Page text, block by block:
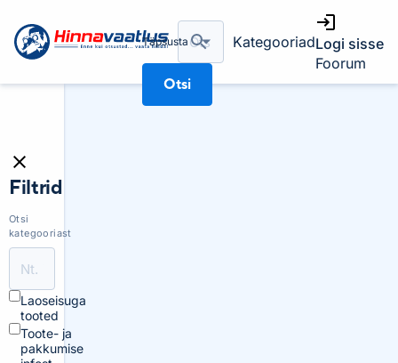
Täpsusta
Otsi
KategooriadLogi sisse
Foorum
Filtrid
Otsi
kategooriast
Laoseisuga
tooted
Toote- ja
pakkumise